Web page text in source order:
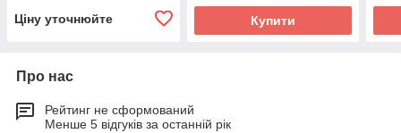
Ціну уточнюйте Купити
Про нас
Рейтинг не сформований
Менше 5 відгуків за останній рік